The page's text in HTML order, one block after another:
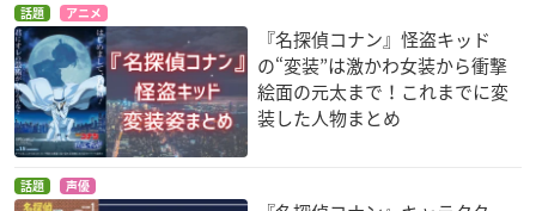
話題 アニメ
『名探偵コナン』怪盗キッド
の“変装”は激かわ女装から衝撃
絵面の元太まで！これまでに変
装した人物まとめ
話題 声優